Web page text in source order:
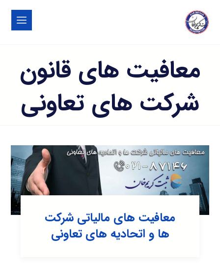
معافیت های قانون
شرکت های تعاونی
معافیت های مالیاتی شرکت
ها و اتحادیه های تعاونی